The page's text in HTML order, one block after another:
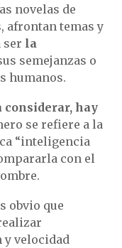
novelas de
afrontan temas y
ser la
semejanzas o
humanos.
considerar, hay
se refiere a la
“inteligencia
con el
obvio que
y velocidad